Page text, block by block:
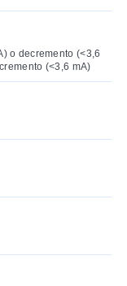
o decremento (<3,6
(<3,6 mA)